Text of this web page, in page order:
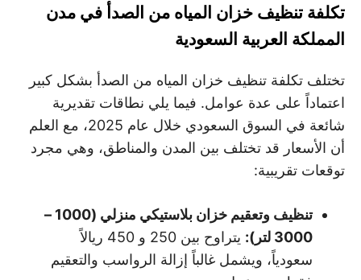
تكلفة تنظيف خزان المياه من الصدأ في مدن
المملكة العربية السعودية
تختلف تكلفة تنظيف خزان المياه من الصدأ بشكل كبير
اعتماداً على عدة عوامل. فيما يلي نطاقات تقديرية
شائعة في السوق السعودي خلال عام 2025، مع العلم
أن الأسعار قد تختلف بين المدن والمناطق، وهي مجرد
توقعات تقريبية:
تنظيف وتعقيم خزان بلاستيكي منزلي (1000 –
3000 لتر
):
يتراوح بين 250 و 450 ريالاً
سعودياً، ويشمل غالباً إزالة الرواسب والتعقيم